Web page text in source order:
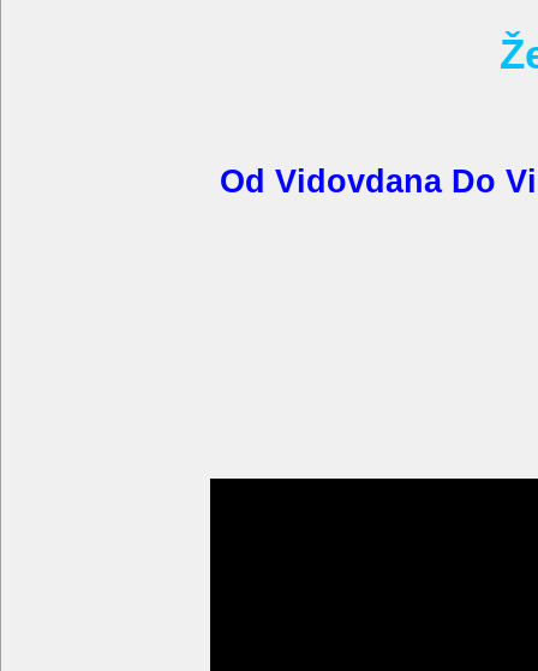
Od Vidovdana